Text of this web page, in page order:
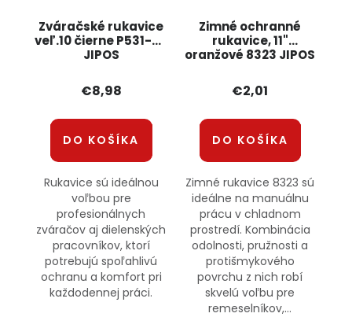
Zváračské rukavice
veľ.10 čierne P531-58
JIPOS
€8,98
DO KOŠÍKA
Rukavice sú ideálnou
voľbou pre
profesionálnych
zváračov aj dielenských
pracovníkov, ktorí
potrebujú spoľahlivú
ochranu a komfort pri
každodennej práci.
Zimné ochranné
rukavice, 11"
oranžové 8323 JIPOS
€2,01
DO KOŠÍKA
Zimné rukavice 8323 sú
ideálne na manuálnu
prácu v chladnom
prostredí. Kombinácia
odolnosti, pružnosti a
protišmykového
povrchu z nich robí
skvelú voľbu pre
remeselníkov,...